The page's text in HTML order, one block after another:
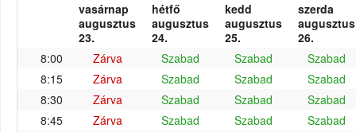
vasárnap
augusztus
23.
hétfő
augusztus
24.
kedd
augusztus
25.
szerda
augusztus
26.
8:00
Zárva Szabad Szabad
Szabad
8:15
Zárva Szabad Szabad
Szabad
8:30
Zárva Szabad Szabad
Szabad
8:45
Zárva Szabad Szabad
Szabad